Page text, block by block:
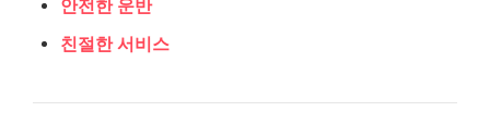
안전한 운반
친절한 서비스